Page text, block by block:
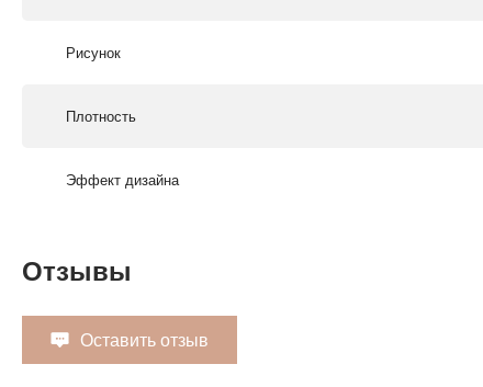
Рисунок
Плотность
Эффект дизайна
Отзывы
Оставить отзыв